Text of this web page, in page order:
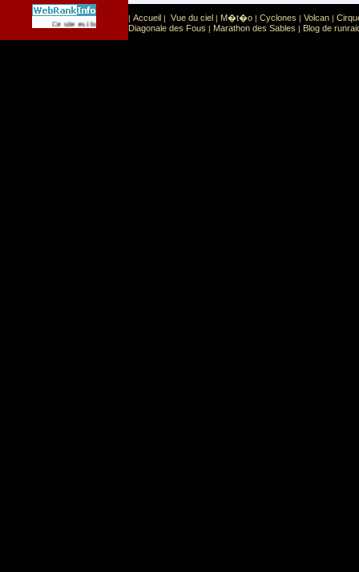
Ce site est list� dans la cat�gorie Sport: Sports extr�mes
| Accueil | Vue du ciel | M�t�o | Cyclones | Volcan |
Diagonale des Fous | Marathon des Sables | Blog de